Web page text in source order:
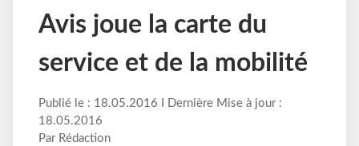
Avis joue la carte du
service et de la mobilité
Publié le : 18.05.2016 I Dernière Mise à jour :
18.05.2016
Par Rédaction